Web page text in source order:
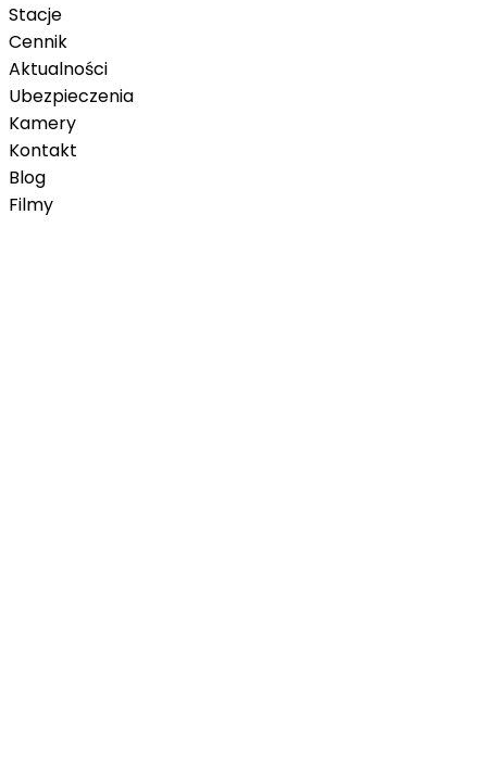
Stacje
Cennik
Aktualności
Ubezpieczenia
Kamery
Kontakt
Blog
Filmy